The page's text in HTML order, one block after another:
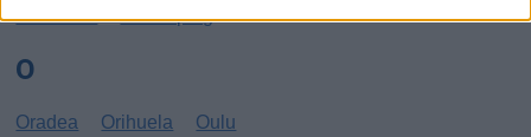
New York Norrköping
O
Oradea Orihuela Oulu